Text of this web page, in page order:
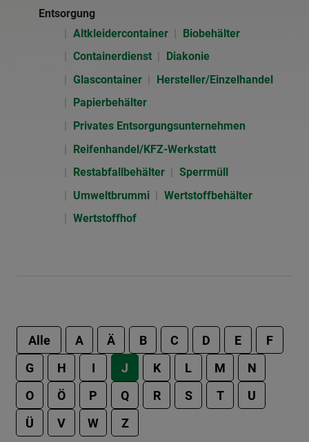
Entsorgung
Altkleidercontainer
Biobehälter
Containerdienst
Diakonie
Glascontainer
Hersteller/Einzelhandel
Papierbehälter
Privates Entsorgungsunternehmen
Reifenhandel/KFZ-Werkstatt
Restabfallbehälter
Sperrmüll
Umweltbrummi
Wertstoffbehälter
Wertstoffhof
Alle A Ä B C D E
F
G
H I J K L M
N
O
Ö P Q R S T
U
Ü
V W Z